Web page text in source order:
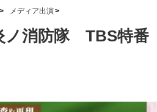
メディア出演
ノ消防隊 TBS特番